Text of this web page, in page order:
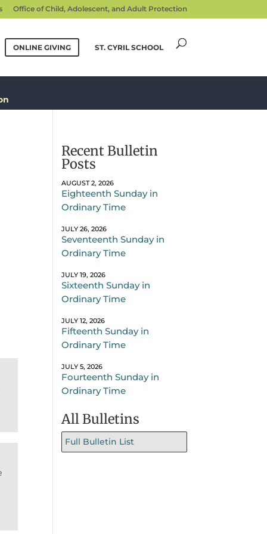
Office of Child, Adolescent, and Adult Protection
ONLINE GIVING ST. CYRIL SCHOOL
Recent Bulletin
Posts
AUGUST 2, 2026
Eighteenth Sunday in
Ordinary Time
JULY 26, 2026
Seventeenth Sunday in
Ordinary Time
JULY 19, 2026
Sixteenth Sunday in
Ordinary Time
JULY 12, 2026
Fifteenth Sunday in
Ordinary Time
JULY 5, 2026
Fourteenth Sunday in
Ordinary Time
All Bulletins
Full Bulletin List